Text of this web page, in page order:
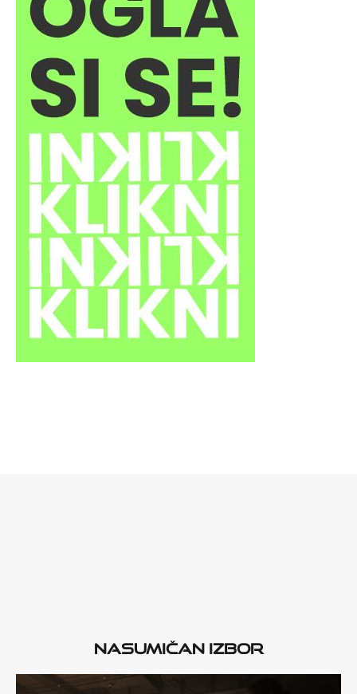
Nasumičan izbor